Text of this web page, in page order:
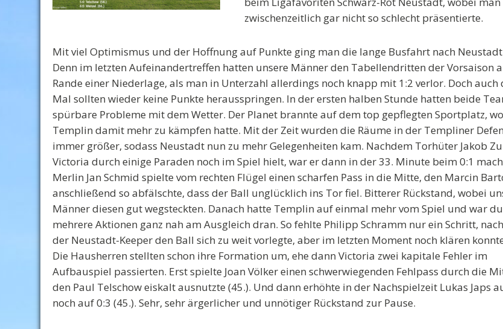
zwischenzeitlich gar nicht so schlecht präsentierte.
Mit viel Optimismus und der Hoffnung auf Punkte ging man die lange Busfahrt nach
Denn im letzten Aufeinandertreffen hatten unsere Männer den Tabellendritten der Vorsaison
Rande einer Niederlage, als man in Unterzahl allerdings noch knapp mit 1:2 verlor. Doch auch
Mal sollten wieder keine Punkte herausspringen. In der ersten halben Stunde hatten beide
spürbare Probleme mit dem Wetter. Der Planet brannte auf dem top gepflegten Sportplatz,
Templin damit mehr zu kämpfen hatte. Mit der Zeit wurden die Räume in der Templiner
immer größer, sodass Neustadt nun zu mehr Gelegenheiten kam. Nachdem Torhüter Jakob
Victoria durch einige Paraden noch im Spiel hielt, war er dann in der 33. Minute beim 0:1
Merlin Jan Schmid spielte vom rechten Flügel einen scharfen Pass in die Mitte, den Marcin
anschließend so abfälschte, dass der Ball unglücklich ins Tor fiel. Bitterer Rückstand, wobei
Männer diesen gut wegsteckten. Danach hatte Templin auf einmal mehr vom Spiel und war
mehrere Aktionen ganz nah am Ausgleich dran. So fehlte Philipp Schramm nur ein Schritt,
der Neustadt-Keeper den Ball sich zu weit vorlegte, aber im letzten Moment noch klären
Die Hausherren stellten schon ihre Formation um, ehe dann Victoria zwei kapitale Fehler im
Aufbauspiel passierten. Erst spielte Joan Völker einen schwerwiegenden Fehlpass durch die
den Paul Telschow eiskalt ausnutzte (45.). Und dann erhöhte in der Nachspielzeit Lukas Japs
noch auf 0:3 (45.). Sehr, sehr ärgerlicher und unnötiger Rückstand zur Pause.